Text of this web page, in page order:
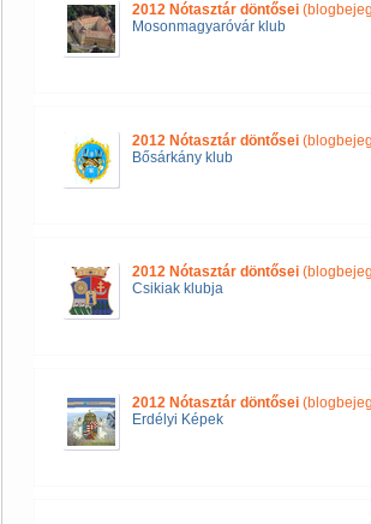
2012 Nótasztár döntősei
Mosonmagyaróvár klub
2012 Nótasztár döntősei
Bősárkány klub
2012 Nótasztár döntősei
Csikiak klubja
2012 Nótasztár döntősei
Erdélyi Képek